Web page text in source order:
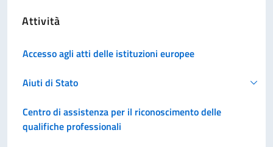
Attività
Accesso agli atti delle istituzioni europee
Aiuti di Stato
Centro di assistenza per il riconoscimento delle
qualifiche professionali